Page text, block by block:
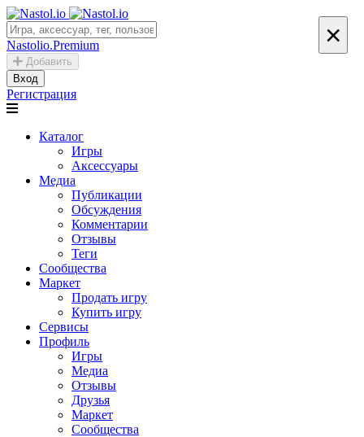
Nastolio.Premium
Добавить
Вход
Регистрация
Каталог
Игры
Аксессуары
Медиа
Публикации
Обсуждения
Комментарии
Отзывы
Теги
Сообщества
Маркет
Продать игру
Купить игру
Сервисы
Профиль
Игры
Медиа
Отзывы
Друзья
Маркет
Сообщества
×